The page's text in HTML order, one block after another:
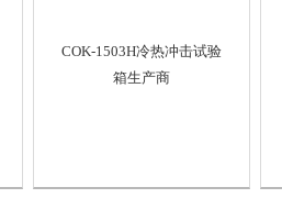
COK-1503H冷热冲击试验
箱生产商